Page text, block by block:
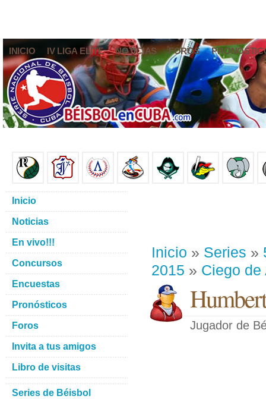
INICIO IV LIGA ELITE NOTICIAS FOROS
Inicio » Series »
2015 » Ciego de
Jugador de
Inicio
Noticias
En vivo!!!
Concursos
Encuestas
Pronósticos
Foros
Invita a tus amigos
Libro de visitas
Series de Béisbol